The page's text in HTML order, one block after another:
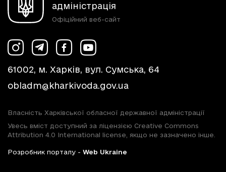
адміністрація
Офіційний веб-сайт
61002, м. Харків, вул. Сумська, 64
obladm@kharkivoda.gov.ua
Власність Харківської обласної державної адміністрації
Увесь вміст доступний за ліцензією Creative Commons
Attribution 4.0 International license, якщо не зазначено інше.
Розробник порталу - Web Ukraine